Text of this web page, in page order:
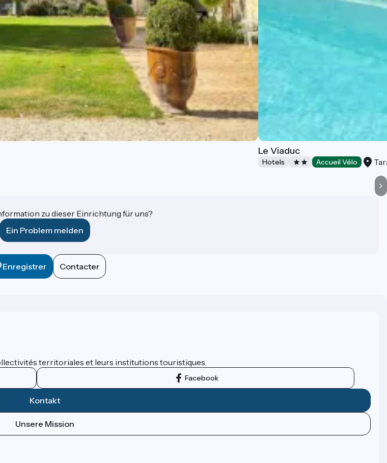
Le Viaduc
Hotels Accueil Vélo
zu dieser Einrichtung für uns?
Ein Problem melden
Enregistrer Contacter
territoriales et leurs institutions touristiques.
Facebook
Kontakt
Unsere Mission